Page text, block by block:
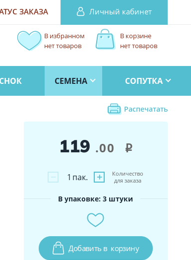
ЗАКАЗА Личный кабинет
В корзине
нет товаров
В избранном
нет товаров
СЕМЕНА СОПУТКА
Распечатать
119 .00 i
− +
1 пак.
Количество
для заказа
В упаковке: 3 штуки
Добавить в корзину